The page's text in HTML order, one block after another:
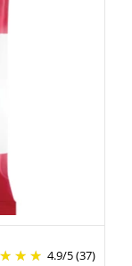
4.9/5(37)